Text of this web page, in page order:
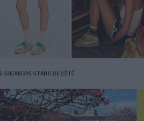
SNEAKERS STARS DE L’ÉTÉ